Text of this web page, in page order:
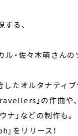
る、
・佐々木萌さんの
たオルタナティ
」の作曲や
ナ」などの制作も。
をリリース！